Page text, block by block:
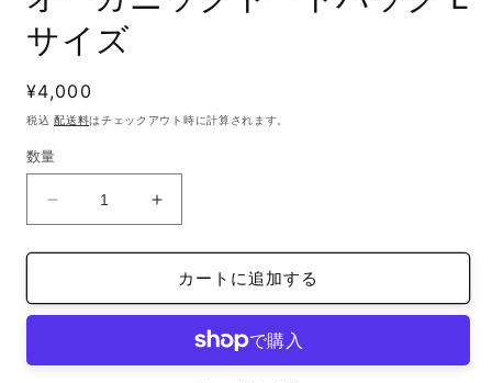
で
メ
デ
ア
(1)
開
く
サイズ
通
常
価
格
¥4,000
税込配送料はチェックアウト時に計算されます。
数量
ッ
ト
オ
ッ
ト
カートに追加する